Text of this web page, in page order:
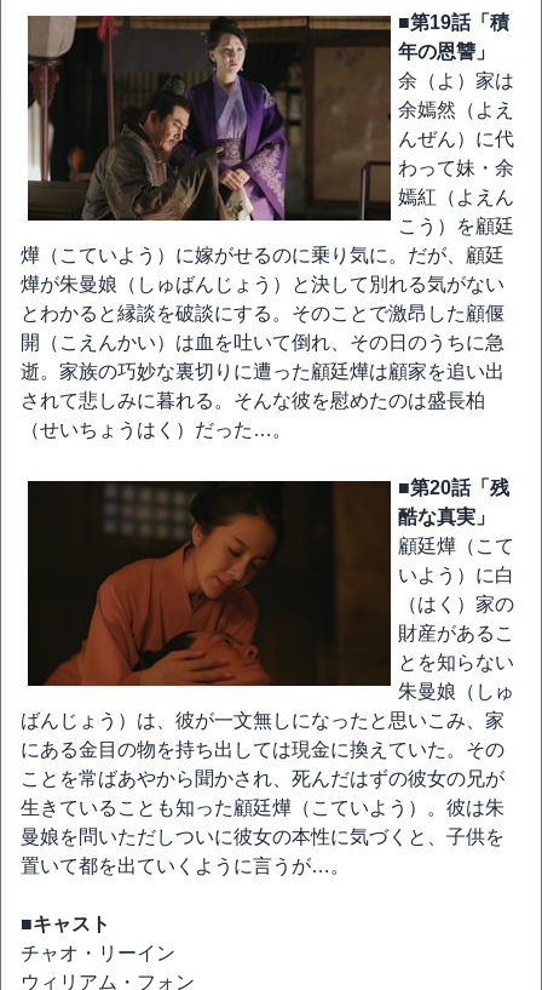
■第19話「積
年の恩讐」
余（よ）家は
余嫣然（よえ
んぜん）に代
わって妹・余
嫣紅（よえん
こう）を顧廷
燁（こていよう）に嫁がせるのに乗り気に。だが、顧廷
燁が朱曼娘（しゅばんじょう）と決して別れる気がない
とわかると縁談を破談にする。そのことで激昂した顧偃
開（こえんかい）は血を吐いて倒れ、その日のうちに急
逝。家族の巧妙な裏切りに遭った顧廷燁は顧家を追い出
されて悲しみに暮れる。そんな彼を慰めたのは盛長柏
（せいちょうはく）だった…。
■第20話「残
酷な真実」
顧廷燁（こて
いよう）に白
（はく）家の
財産があるこ
とを知らない
朱曼娘（しゅ
ばんじょう）は、彼が一文無しになったと思いこみ、家
にある金目の物を持ち出しては現金に換えていた。その
ことを常ばあやから聞かされ、死んだはずの彼女の兄が
生きていることも知った顧廷燁（こていよう）。彼は朱
曼娘を問いただしついに彼女の本性に気づくと、子供を
置いて都を出ていくように言うが…。
■キャスト
チャオ・リーイン
ウィリアム・フォン